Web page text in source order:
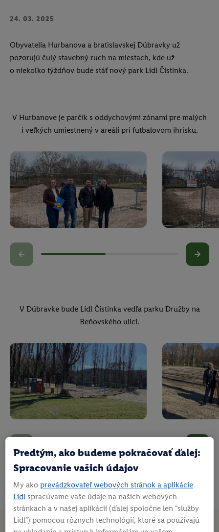
24. 03. 2025
Obyvatelia Hurbanova a bratislavskej Dúbravky už
pozorujú čulý stavebný ruch na miestach, kde už
o niekoľko týždňov bude stáť nový park Lidl Čistinka.
V Hurbanove je parčík s oddychovými zónami pre malých
i veľkých umiestnený v areáli pri futbalovom ihrisku.
V Dúbravke bude Lidl Čistinka vedľa parku Družby na
Beňovského ulici.
Predtým, ako budeme pokračovať ďalej:
Spracovanie vašich údajov
My ako prevádzkovateľ webových stránok a aplikácie
Lidl spracúvame vaše údaje na našich webových
stránkach a v našej aplikácii (ďalej spoločne len "služby
Lidl") pomocou rôznych technológií, ktoré sa používajú